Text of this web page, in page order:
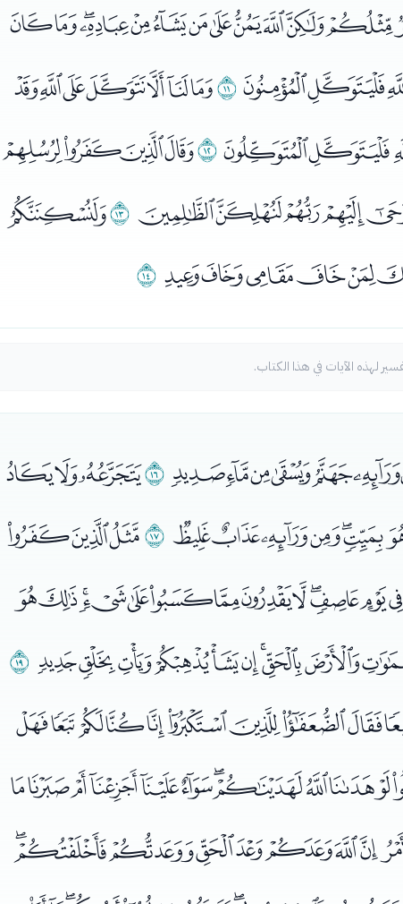
ﭰﭱﭲﭳﭴﭵﭶﭷ
ﮄﮅﮆﮇﮈ
ﮖﮗ
ﮢ
لهذه الآيات في هذا الكتاب.
ﮰﮱﯓﯔ
ﯣﯤﯥﯦ
ﭠ